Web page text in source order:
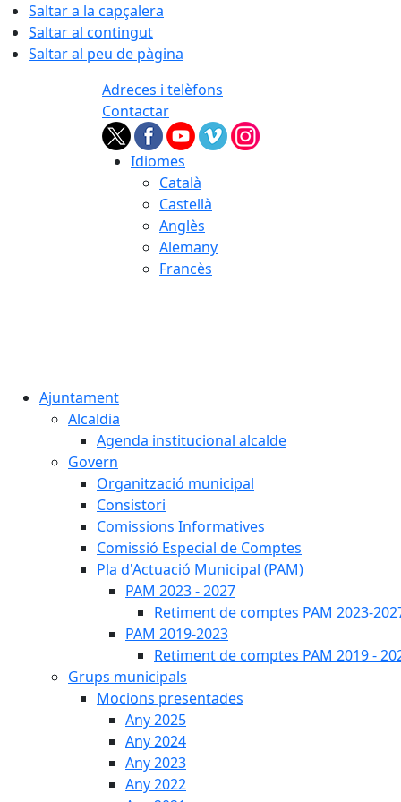
Saltar a la capçalera
Saltar al contingut
Saltar al peu de pàgina
Adreces i telèfons
Contactar
Idiomes
Català
Castellà
Anglès
Alemany
Francès
Ajuntament
Alcaldia
Agenda institucional alcalde
Govern
Organització municipal
Consistori
Comissions Informatives
Comissió Especial de Comptes
Pla d'Actuació Municipal (PAM)
PAM 2023 - 2027
Retiment de comptes PAM 2023-
PAM 2019-2023
Retiment de comptes PAM 2019 -
Grups municipals
Mocions presentades
Any 2025
Any 2024
Any 2023
Any 2022